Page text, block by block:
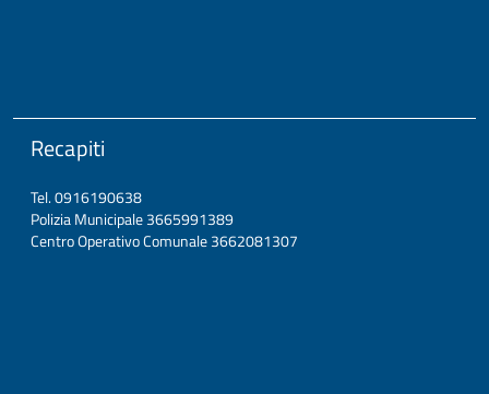
Recapiti
Tel. 0916190638
Polizia Municipale 3665991389
Centro Operativo Comunale 3662081307